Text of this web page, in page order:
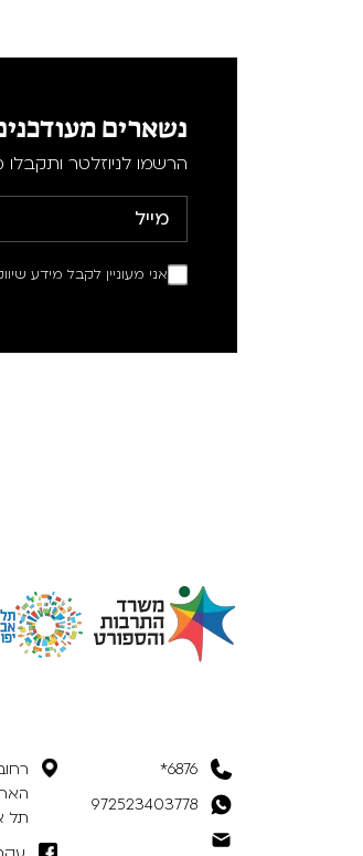
נשארים
הרשמו לניוזלטר ותקבלו
אני מעוניין לקבל מידע
6876*
972523403778
תל